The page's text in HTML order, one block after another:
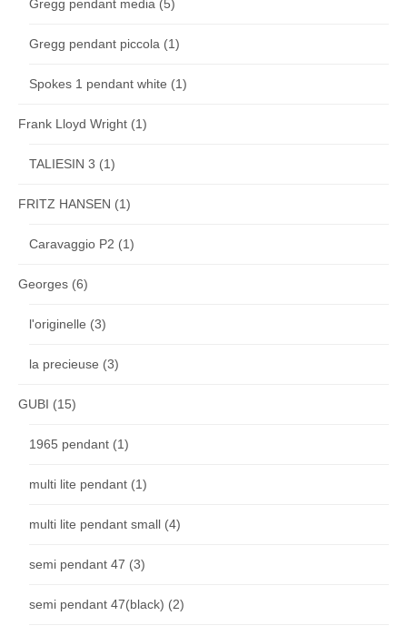
Gregg pendant media (5)
Gregg pendant piccola (1)
Spokes 1 pendant white (1)
Frank Lloyd Wright (1)
TALIESIN 3 (1)
FRITZ HANSEN (1)
Caravaggio P2 (1)
Georges (6)
l'originelle (3)
la precieuse (3)
GUBI (15)
1965 pendant (1)
multi lite pendant (1)
multi lite pendant small (4)
semi pendant 47 (3)
semi pendant 47(black) (2)